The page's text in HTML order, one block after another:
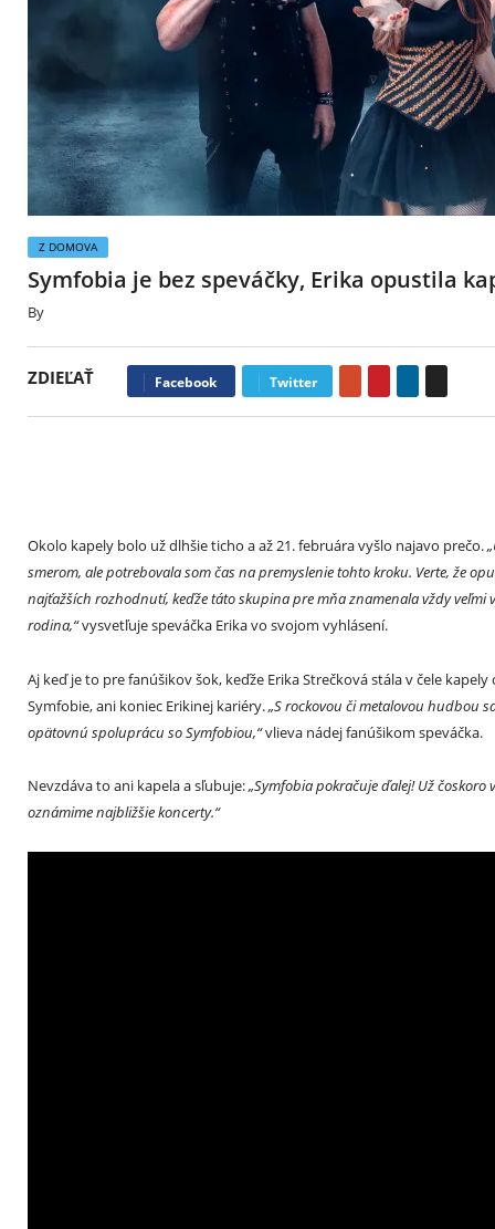
Z DOMOVA
Symfobia je bez speváčky, Erika opustila
By
ZDIEĽAŤ Facebook Twitter
Okolo kapely bolo už dlhšie ticho a až 21. februára vyšlo najavo prečo.
smerom, ale potrebovala som čas na premyslenie tohto kroku. Verte, že
najťažších rozhodnutí, keďže táto skupina pre mňa znamenala vždy veľmi
rodina,“vysvetľuje speváčka Erika vo svojom vyhlásení.
Aj keď je to pre fanúšikov šok, keďže Erika Strečková stála v čele
Symfobie, ani koniec Erikinej kariéry.„S rockovou či metalovou hudbou
opätovnú spoluprácu so Symfobiou,“vlieva nádej fanúšikom speváčka.
Nevzdáva to ani kapela a sľubuje:„Symfobia pokračuje ďalej! Už
oznámime najbližšie koncerty.“